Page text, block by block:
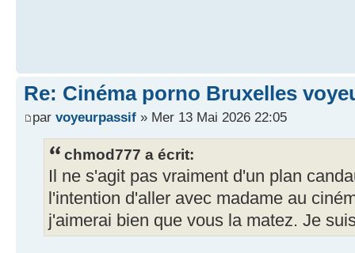
Re: Cinéma porno Bruxelles
par voyeurpassif » Mer 13 Mai 2026 22:05
chmod777 a écrit:
Il ne s'agit pas vraiment d'un plan
l'intention d'aller avec madame au
j'aimerai bien que vous la matez. Je